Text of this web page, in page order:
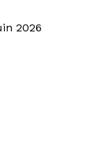
2026